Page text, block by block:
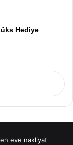
Hediye
eve nakliyat